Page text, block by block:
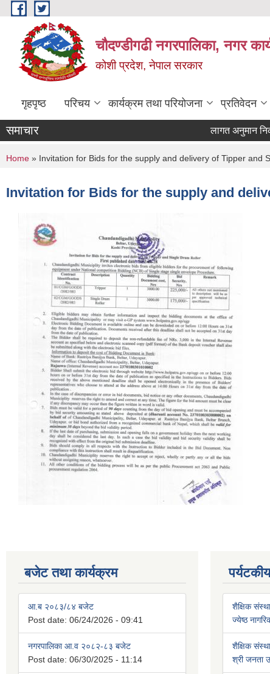
Skip to main content
चौदण्डीगढी नगरपालिका, नगर
कोशी प्रदेश, नेपाल सरकार
गृहपृष्ठ परिचय कार्यक्रम तथा परियोजना प्रतिवेदन
समाचार लागत अनुमान
खोपकर्ता
You are here
Home » Invitation for Bids for the supply and delivery of Tipper and
Invitation for Bids for the supply and
बजेट तथा कार्यक्रम
आ.ब २०८३/८४ बजेट
Post date: 06/24/2026 - 09:41
नगरपालिका आ.व २०८२-८३ बजेट
Post date: 06/30/2025 - 11:14
शैक्षिक संस्था
ज्येष्ठ
शैक्षिक संस्था
श्री जनता